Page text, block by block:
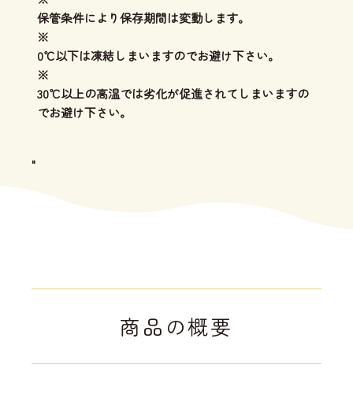
保管条件により保存期間は変動します。
※
0℃以下は凍結しまいますのでお避け下さい。
※
30℃以上の高温では劣化が促進されてしまいますの
でお避け下さい。
"
商品の概要